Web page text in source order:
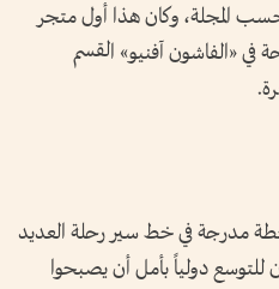
حسب المجلة، وكان هذا أول متجر
«الفاشون آفنيو» القسم
مدرجة في خط سير رحلة العديد
دولياً بأمل أن يصبحوا